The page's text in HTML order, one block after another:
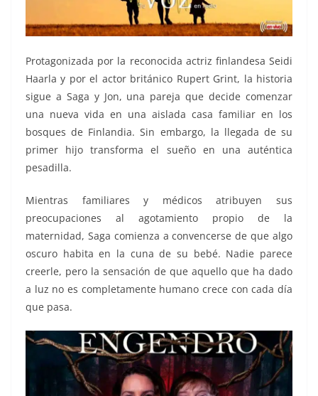
Protagonizada por la reconocida actriz finlandesa Seidi
Haarla y por el actor británico Rupert Grint, la historia
sigue a Saga y Jon, una pareja que decide comenzar
una nueva vida en una aislada casa familiar en los
bosques de Finlandia. Sin embargo, la llegada de su
primer hijo transforma el sueño en una auténtica
pesadilla.
Mientras familiares y médicos atribuyen sus
preocupaciones al agotamiento propio de la
maternidad, Saga comienza a convencerse de que algo
oscuro habita en la cuna de su bebé. Nadie parece
creerle, pero la sensación de que aquello que ha dado
a luz no es completamente humano crece con cada día
que pasa.